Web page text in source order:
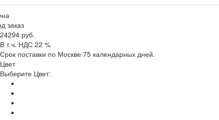
заказ
24294 руб.
В т.ч. НДС 22 %
Срок поставки по Москве 75 календарных дней.
Цвет
Выберите Цвет: